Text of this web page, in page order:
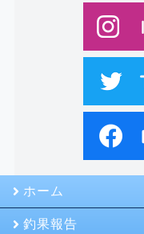
ホーム
釣果報告